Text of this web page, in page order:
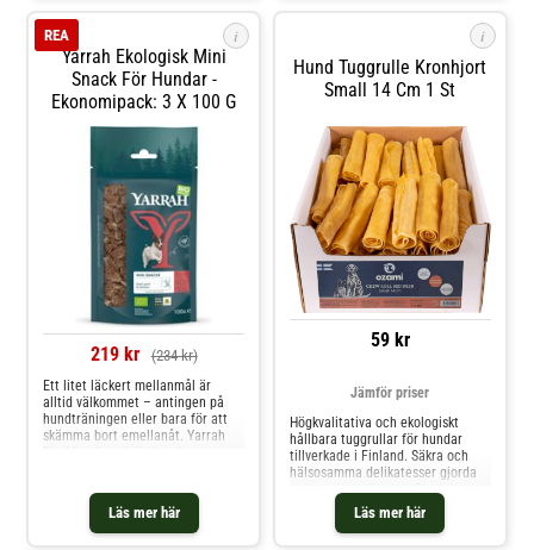
lek och träning och är
i
Yarrah Ekologisk Mini
Snack För Hundar -
Ekonomipack: 3 X 100 G
REA
219 kr (234 kr)
Läs mer här
Ett litet läckert mellanmål är
alltid välkommet – antingen på
hundträningen eller bara för att
skämma bort emellanåt. Yarrah
ligger i en återförslutningsbar
förpackning och kan alltid tas ut i
önskad mängd. Hundgod
i
Hund Tuggrulle Kronhjort
Small 14 Cm 1 St
59 kr
Läs mer här
Jämför priser
Högkvalitativa och ekologiskt
hållbara tuggrullar för hundar
tillverkade i Finland. Säkra och
hälsosamma delikatesser gjorda
av rena ingredienser. Produkterna
är handgjorda i en liten by i
Finland, och råvarorna kommer
direkt från Nordens natur.